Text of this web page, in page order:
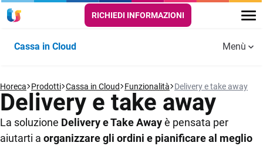
RICHIEDI INFORMAZIONI
Cassa in Cloud
Funzionalità
PUNTO
CASSA
Scontrino
elettronico
SALA E
CUCINA
Comande digitali
DELIVERY E
TAKE AWAY
Self order
app
Storie di successo
Video
Aggiornamenti
Cassa in
Cloud
Guide e
tutorial
Menù
Horeca Prodotti Cassa in Cloud Funzionalità Delivery e take away
Delivery e take away
La soluzione Delivery e Take Awayè pensata per
aiutarti a organizzare gli ordini e pianificare al meglio